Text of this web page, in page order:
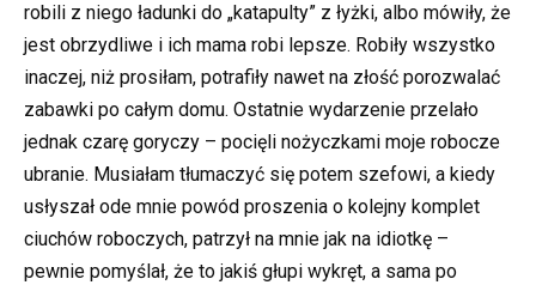
robili z niego ładunki do „katapulty” z łyżki, albo mówiły, że
jest obrzydliwe i ich mama robi lepsze. Robiły wszystko
inaczej, niż prosiłam, potrafiły nawet na złość porozwalać
zabawki po całym domu. Ostatnie wydarzenie przelało
jednak czarę goryczy – pocięli nożyczkami moje robocze
ubranie. Musiałam tłumaczyć się potem szefowi, a kiedy
usłyszał ode mnie powód proszenia o kolejny komplet
ciuchów roboczych, patrzył na mnie jak na idiotkę –
pewnie pomyślał, że to jakiś głupi wykręt, a sama po